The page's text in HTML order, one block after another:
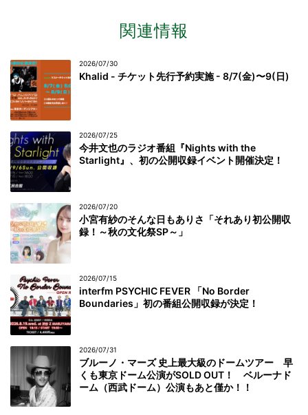
関連情報
2026/07/30
Khalid - チケット先行予約実施 - 8/7(金)〜9(日)
2026/07/25
今井文也のラジオ番組『Nights with the
Starlight』、初の公開収録イベント開催決定！
2026/07/20
小宮有紗のそんな日もありさ「それあり初公開収
録！～秋の文化祭SP～」
2026/07/15
interfm PSYCHIC FEVER 「No Border
Boundaries」初の番組公開収録が決定！
2026/07/31
ブルーノ・マーズ 史上最大級のドームツアー 早
くも東京ドーム公演がSOLD OUT！ ベルーナド
ーム（西武ドーム）公演もあと僅か！！